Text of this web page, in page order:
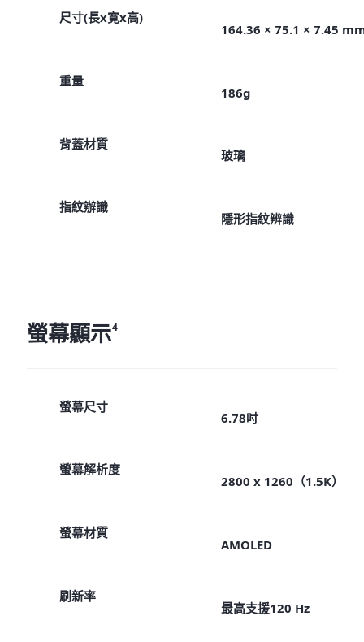
尺寸(長x寛x高)
164.36 × 75.1 × 7.45
重量
186g
背蓋材質
玻璃
指紋辦識
隱形指紋辨識
螢幕顯示4
螢幕尺寸
6.78吋
螢幕解析度
2800 x 1260（1.5K）
螢幕材質
AMOLED
刷新率
最高支援120 Hz